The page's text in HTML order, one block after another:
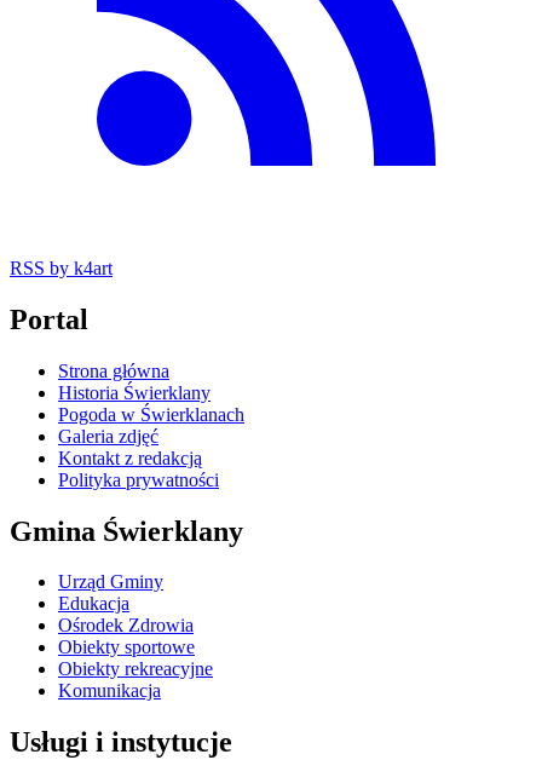
RSS by k4art
Portal
Strona główna
Historia Świerklany
Pogoda w Świerklanach
Galeria zdjęć
Kontakt z redakcją
Polityka prywatności
Gmina Świerklany
Urząd Gminy
Edukacja
Ośrodek Zdrowia
Obiekty sportowe
Obiekty rekreacyjne
Komunikacja
Usługi i instytucje